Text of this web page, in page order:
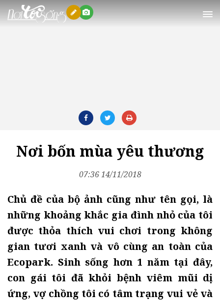
Nơi tôi sống
Nơi bốn mùa yêu thương
07:36 14/11/2018
Chủ đề của bộ ảnh cũng như tên gọi, là
những khoảng khắc gia đình nhỏ của tôi
được thỏa thích vui chơi trong không
gian tươi xanh và vô cùng an toàn của
Ecopark. Sinh sống hơn 1 năm tại đây,
con gái tôi đã khỏi bệnh viêm mũi dị
ứng, vợ chồng tôi có tâm trạng vui vẻ và